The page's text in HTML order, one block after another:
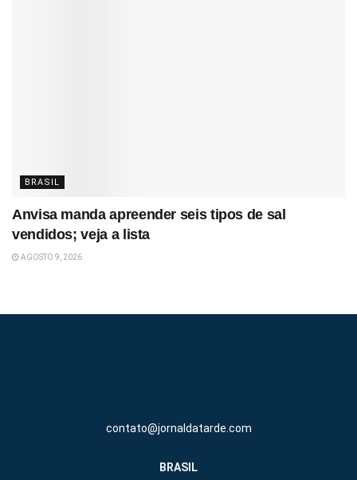
BRASIL
Anvisa manda apreender seis tipos de sal
vendidos; veja a lista
AGOSTO 9, 2026
contato@jornaldatarde.com
BRASIL